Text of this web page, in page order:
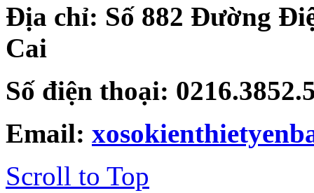
Địa chỉ: Số 882 Đường
Cai
Số điện thoại:
Email:
Scroll to Top